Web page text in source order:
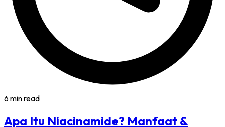
6 min read
Apa Itu Niacinamide? Manfaat &